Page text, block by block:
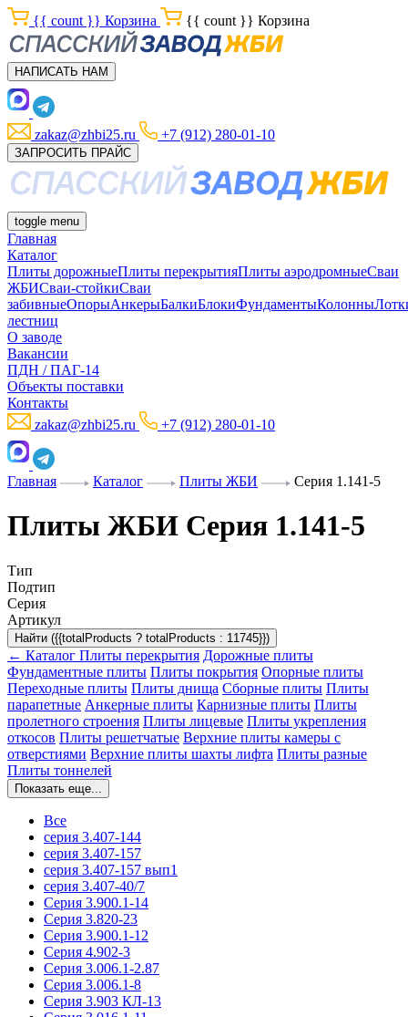
{{ count }} Корзина {{ count }} Корзина
НАПИСАТЬ НАМ
zakaz@zhbi25.ru +7 (912) 280-01-10
ЗАПРОСИТЬ ПРАЙС
toggle menu
Главная
Каталог
Плиты дорожныеПлиты перекрытияПлиты аэродромныеСваи
ЖБИСваи-стойкиСваи
забивныеОпорыАнкерыБалкиБлокиФундаментыКолонны
лестниц
О заводе
Вакансии
ПДН / ПАГ-14
Объекты поставки
Контакты
zakaz@zhbi25.ru
+7 (912) 280-01-10
Главная Каталог Плиты ЖБИ Серия 1.141-5
Плиты ЖБИ Серия 1.141-5
Тип
Подтип
Серия
Артикул
Найти ({{totalProducts ? totalProducts : 11745}})
← Каталог Плиты перекрытия Дорожные плиты
Фундаментные плиты Плиты покрытия Опорные плиты
Переходные плиты Плиты днища Сборные плиты Плиты
парапетные Анкерные плиты Карнизные плиты Плиты
пролетного строения Плиты лицевые Плиты укрепления
откосов Плиты решетчатые Верхние плиты камеры с
отверстиями Верхние плиты шахты лифта Плиты разные
Плиты тоннелей
Показать еще...
Все
серия 3.407-144
серия 3.407-157
серия 3.407-157 вып1
серия 3.407-40/7
Серия 3.900.1-14
Серия 3.820-23
Серия 3.900.1-12
Серия 4.902-3
Серия 3.006.1-2.87
Серия 3.006.1-8
Серия 3.903 КЛ-13